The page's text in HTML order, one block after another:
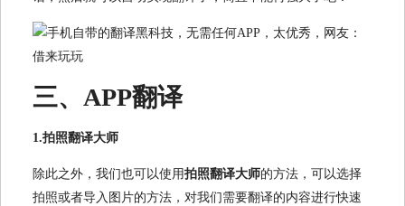
三、APP翻译
1.拍照翻译大师
除此之外，我们也可以使用拍照翻译大师的方法，可以选择
拍照或者导入图片的方法，对我们需要翻译的内容进行快速